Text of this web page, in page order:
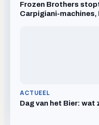
Frozen Brothers
Carpigiani-
ACTUEEL
Dag van het Bier: